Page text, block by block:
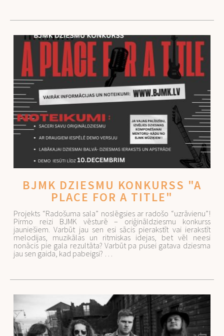
BJMK DZIESMU KONKURSS "A
PLACE FOR A TITLE"
Projekts “Radošuma sala” noslēgsies ar radošo “uzrāvienu”!
Pirmo reizi BJMK vēsturē – oriģināldziesmu konkurss
jauniešiem. Varbūt jau sen esi sācis pierakstīt vai ierakstīt
melodijas, muzikālas un ritmiskas idejas, bet vēl neesi
nonācis pie gala rezultāta? Varbūt pa pusei gatava dziesma
jau sen gaida, kad pabeigsi? …